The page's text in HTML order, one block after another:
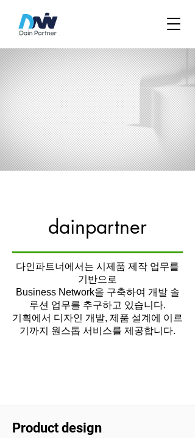
Product design
dainpartner
​다인파트너에서는 시제품 제작 업무를
기반으로
Business Network을 구축하여 개발 솔
루션 업무를 추구하고 있습니다.
​기획에서 디자인 개발, 제품 설계에 이르
기까지 원스톱 서비스를 제공합니다.